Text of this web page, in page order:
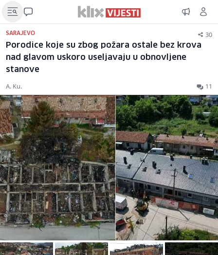
SARAJEVO 30
Porodice koje su zbog požara ostale bez krova
nad glavom uskoro useljavaju u obnovljene
stanove
A. Ku. 11